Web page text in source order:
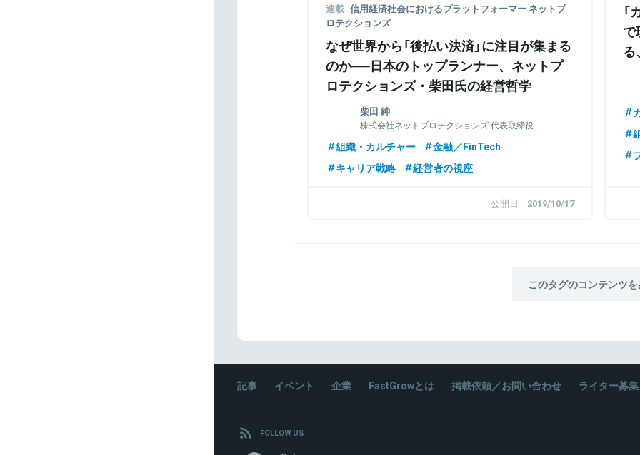
連載 信用経済社会におけるプラットフォーマー ネットプ
ロテクションズ
なぜ世界から「後払い決済」に注目が集まる
のか──日本のトップランナー、ネットプ
ロテクションズ・柴田氏の経営哲学
柴田 紳
株式会社ネットプロテクションズ 代表取締役
組織・カルチャー
金融／FinTech
キャリア戦略
経営者の視座
公開日 2019/10/17
このタグのコンテンツ
記事 イベント 企業 FastGrowとは 掲載依頼／お問い合わせ ライター募集
FOLLOW US